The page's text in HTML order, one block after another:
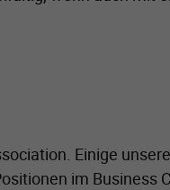
Einige
im